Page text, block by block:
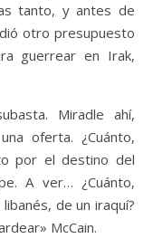
tanto, y antes de
otro presupuesto
guerrear en Irak,
Miradle ahí,
oferta. ¿Cuánto,
por el destino del
A ver… ¿Cuánto,
de un iraquí?
McCain.